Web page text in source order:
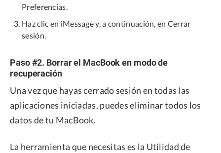
Preferencias.
Haz clic en iMessage y, a continuación, en Cerrar
sesión.
Paso #2. Borrar el MacBook en modo de
recuperación
Una vez que hayas cerrado sesión en todas las
aplicaciones iniciadas, puedes eliminar todos los
datos de tu MacBook.
La herramienta que necesitas es la Utilidad de